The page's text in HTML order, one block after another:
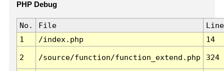
PHP Debug
No. File
Line
1
/index.php 14
2 /source/function/function_extend.php 324